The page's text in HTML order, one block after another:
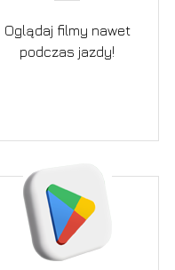
Oglądaj filmy nawet
podczas jazdy!